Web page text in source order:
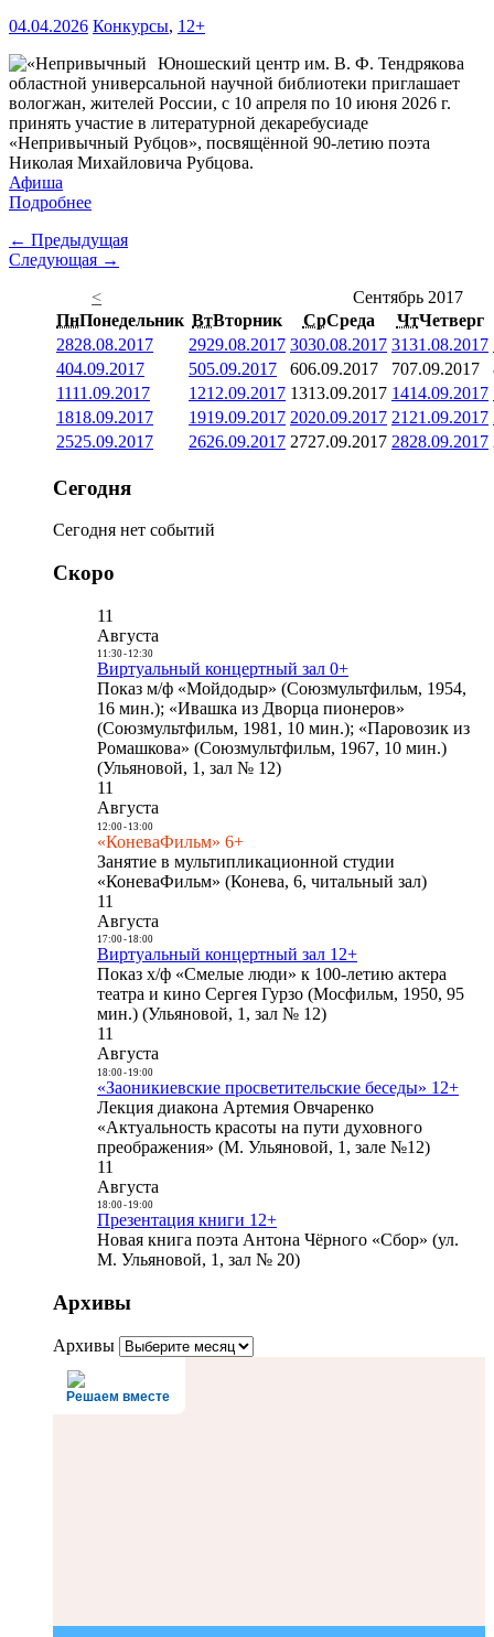
04.04.2026 Конкурсы, 12+
Юношеский центр им. В. Ф. Тендрякова
областной универсальной научной библиотеки приглашает
вологжан, жителей России, с 10 апреля по 10 июня 2026 г.
принять участие в литературной декаребусиаде
«Непривычный Рубцов», посвящённой 90-летию поэта
Николая Михайловича Рубцова.
Афиша
Подробнее
← Предыдущая
Следующая →
<
Сентябрь 2017
ПнПонедельник ВтВторник СрСреда ЧтЧетверг
2828.08.2017 2929.08.2017 3030.08.2017 3131.08.2017
404.09.2017 505.09.2017 606.09.2017 707.09.2017
1111.09.2017 1212.09.2017 1313.09.2017 1414.09.2017
1818.09.2017 1919.09.2017 2020.09.2017 21 21.09.2017
2525.09.2017 2626.09.2017 2727.09.2017 2828.09.2017
Сегодня
Сегодня нет событий
Скоро
11
Августа
11:30- 12:30
Виртуальный концертный зал 0+
Показ м/ф «Мойдодыр» (Союзмультфильм, 1954,
16 мин.); «Ивашка из Дворца пионеров»
(Союзмультфильм, 1981, 10 мин.); «Паровозик из
Ромашкова» (Союзмультфильм, 1967, 10 мин.)
(Ульяновой, 1, зал № 12)
11
Августа
12:00- 13:00
«КоневаФильм» 6+
Занятие в мультипликационной студии
«КоневаФильм» (Конева, 6, читальный зал)
11
Августа
17:00- 18:00
Виртуальный концертный зал 12+
Показ х/ф «Смелые люди» к 100-летию актера
театра и кино Сергея Гурзо (Мосфильм, 1950, 95
мин.) (Ульяновой, 1, зал № 12)
11
Августа
18:00- 19:00
«Заоникиевские просветительские беседы» 12+
Лекция диакона Артемия Овчаренко
«Актуальность красоты на пути духовного
преображения» (М. Ульяновой, 1, зале №12)
11
Августа
18:00- 19:00
Презентация книги 12+
Новая книга поэта Антона Чёрного «Сбор» (ул.
М. Ульяновой, 1, зал № 20)
Архивы
Архивы
Решаем вместе